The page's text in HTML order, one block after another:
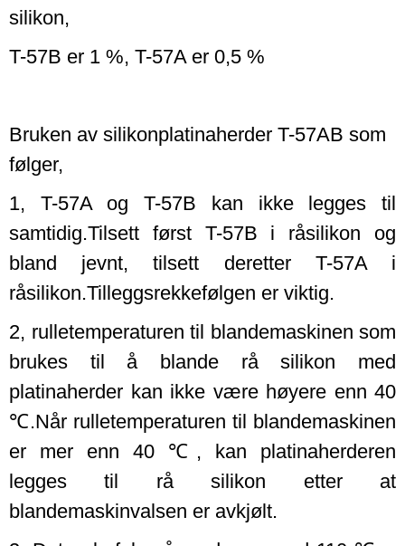
silikon,
T-57B er 1 %, T-57A er 0,5 %
Bruken av silikonplatinaherder T-57AB som
følger,
1, T-57A og T-57B kan ikke legges til
samtidig.Tilsett først T-57B i råsilikon og
bland jevnt, tilsett deretter T-57A i
råsilikon.Tilleggsrekkefølgen er viktig.
2, rulletemperaturen til blandemaskinen som
brukes til å blande rå silikon med
platinaherder kan ikke være høyere enn 40
℃.Når rulletemperaturen til blandemaskinen
er mer enn 40 ℃, kan platinaherderen
legges til rå silikon etter at
blandemaskinvalsen er avkjølt.